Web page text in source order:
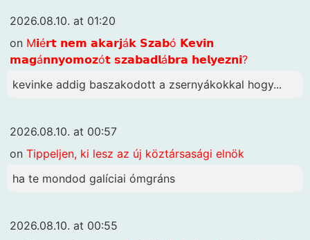
2026.08.10. at 01:20
on M𝗶é𝗿𝘁 𝗻𝗲𝗺 𝗮𝗸𝗮𝗿𝗷á𝗸 𝗦𝘇𝗮𝗯ó 𝗞𝗲𝘃𝗶𝗻
𝗺𝗮𝗴á𝗻𝗻𝘆𝗼𝗺𝗼𝘇ó𝘁 𝘀𝘇𝗮𝗯𝗮𝗱𝗹á𝗯𝗿𝗮 𝗵𝗲𝗹𝘆𝗲𝘇𝗻𝗶?
kevinke addig baszakodott a zsernyákokkal hogy...
2026.08.10. at 00:57
on Tippeljen, ki lesz az új köztársasági elnök
ha te mondod galíciai ómgráns
2026.08.10. at 00:55